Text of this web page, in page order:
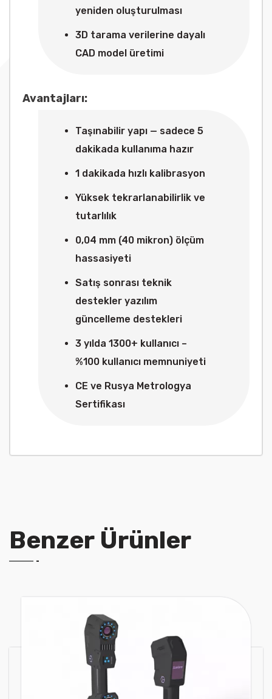
yeniden oluşturulması
3D tarama verilerine dayalı
CAD model üretimi
Avantajları:
Taşınabilir yapı — sadece 5
dakikada kullanıma hazır
1 dakikada hızlı kalibrasyon
Yüksek tekrarlanabilirlik ve
tutarlılık
0,04 mm (40 mikron) ölçüm
hassasiyeti
Satış sonrası teknik
destekler yazılım
güncelleme destekleri
3 yılda 1300+ kullanıcı –
%100 kullanıcı memnuniyeti
CE ve Rusya Metrologya
Sertifikası
Benzer Ürünler